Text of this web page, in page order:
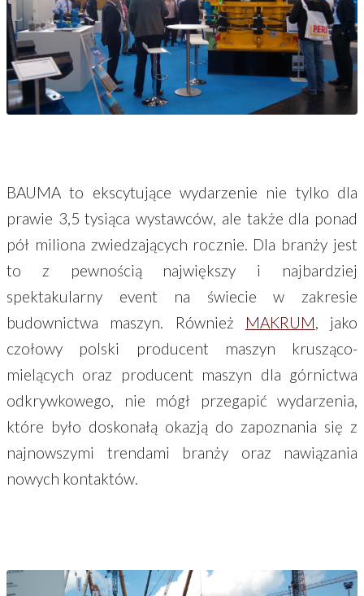
BAUMA to ekscytujące wydarzenie nie tylko dla
prawie 3,5 tysiąca wystawców, ale także dla ponad
pół miliona zwiedzających rocznie. Dla branży jest
to z pewnością największy i najbardziej
spektakularny event na świecie w zakresie
budownictwa maszyn. Również MAKRUM, jako
czołowy polski producent maszyn krusząco-
mielących oraz producent maszyn dla górnictwa
odkrywkowego, nie mógł przegapić wydarzenia,
które było doskonałą okazją do zapoznania się z
najnowszymi trendami branży oraz nawiązania
nowych kontaktów.